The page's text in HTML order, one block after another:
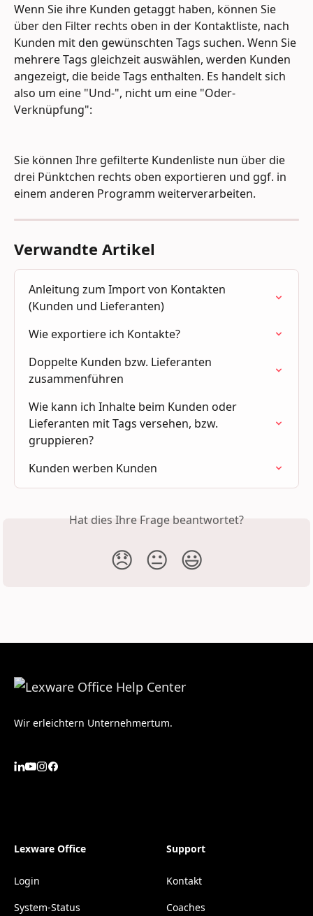
Wenn Sie ihre Kunden getaggt haben, können Sie
über den Filter rechts oben in der Kontaktliste, nach
Kunden mit den gewünschten Tags suchen. Wenn Sie
mehrere Tags gleichzeit auswählen, werden Kunden
angezeigt, die beide Tags enthalten. Es handelt sich
also um eine "Und-", nicht um eine "Oder-
Verknüpfung":
Sie können Ihre gefilterte Kundenliste nun über die
drei Pünktchen rechts oben exportieren und ggf. in
einem anderen Programm weiterverarbeiten.
Verwandte Artikel
Anleitung zum Import von Kontakten
(Kunden und Lieferanten)
Wie exportiere ich Kontakte?
Doppelte Kunden bzw. Lieferanten
zusammenführen
Wie kann ich Inhalte beim Kunden oder
Lieferanten mit Tags versehen, bzw.
gruppieren?
Kunden werben Kunden
Hat dies Ihre Frage beantwortet?
😞 😐 😃
Wir erleichtern Unternehmertum.
Lexware Office
Login
System-Status
Support
Kontakt
Coaches